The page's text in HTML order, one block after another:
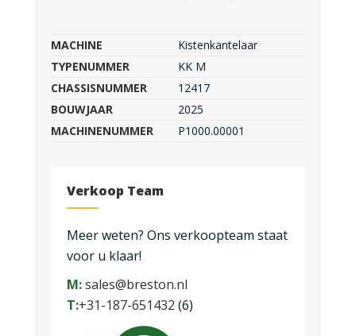
MACHINE
Kistenkantelaar
TYPENUMMER
KK M
CHASSISNUMMER
12417
BOUWJAAR
2025
MACHINENUMMER
P1000.00001
Verkoop Team
Meer weten? Ons verkoopteam staat
voor u klaar!
M:sales@breston.nl
T:+31-187-651432 (6)